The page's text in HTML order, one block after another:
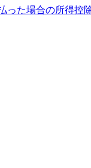
った場合の所得控